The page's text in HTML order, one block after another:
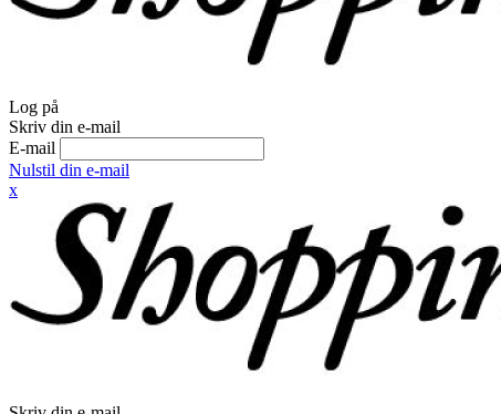
Log på
Skriv din e-mail
E-mail
Nulstil din e-mail
x